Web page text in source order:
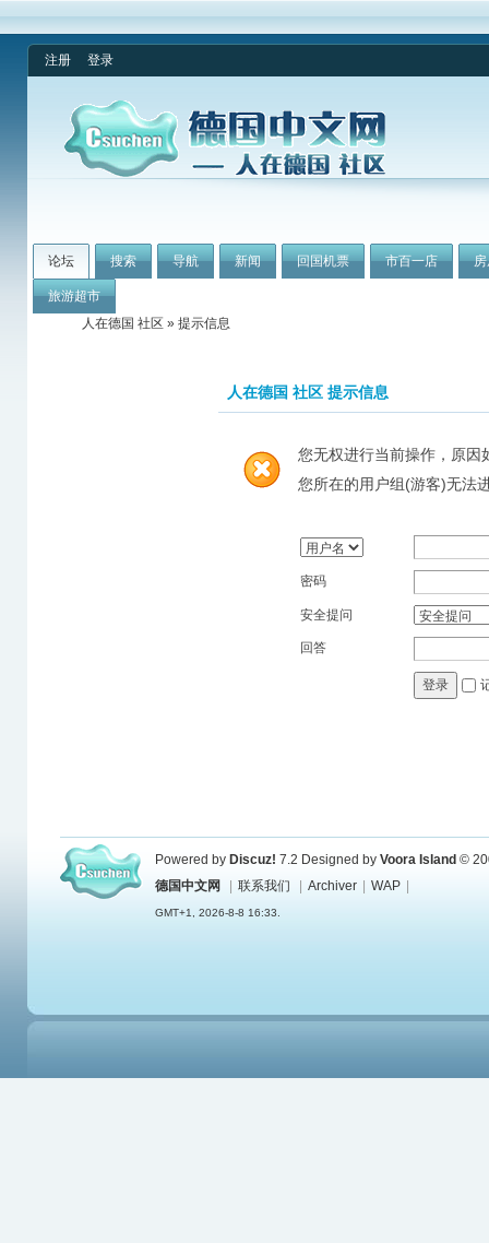
注册 登录
论坛 搜索 导航 新闻 回国机票 市百一店
旅游超市
人在德国 社区 » 提示信息
人在德国 社区 提示信息
您无权进行当前操作，原因
您所在的用户组(游客)无法
密码
安全提问
回答
登录
Powered by Discuz! 7.2 Designed by Voora Island ©
德国中文网
联系我们 Archiver WAP
GMT+1, 2026-8-8 16:33.